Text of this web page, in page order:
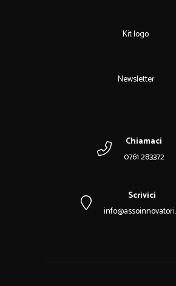
Kit logo
Newsletter
Chiamaci
0761 283372
Scrivici